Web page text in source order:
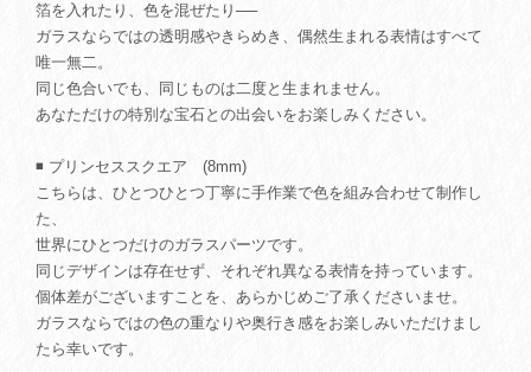
箔を入れたり、色を混ぜたり──
ガラスならではの透明感やきらめき、偶然生まれる表情はすべて
唯一無二。
同じ色合いでも、同じものは二度と生まれません。
あなただけの特別な宝石との出会いをお楽しみください。
◾️ プリンセススクエア (8mm)
こちらは、ひとつひとつ丁寧に手作業で色を組み合わせて制作し
た、
世界にひとつだけのガラスパーツです。
同じデザインは存在せず、それぞれ異なる表情を持っています。
個体差がございますことを、あらかじめご了承くださいませ。
ガラスならではの色の重なりや奥行き感をお楽しみいただけまし
たら幸いです。